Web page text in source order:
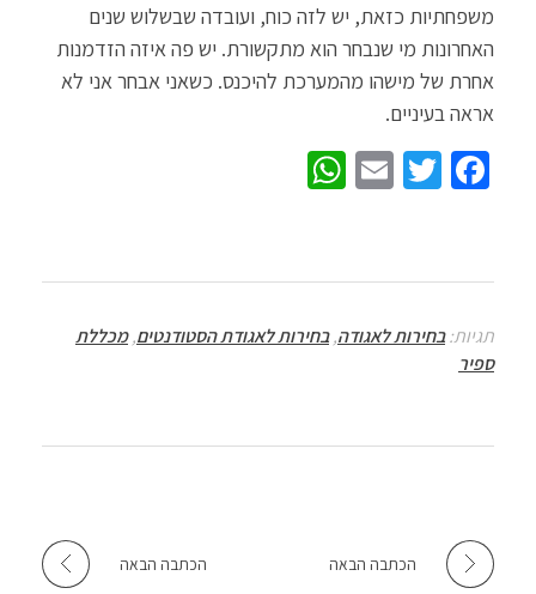
משפחתיות כזאת, יש לזה כוח, ועובדה שבשלוש שנים
האחרונות מי שנבחר הוא מתקשורת. יש פה איזה הזדמנות
אחרת של מישהו מהמערכת להיכנס. כשאני אבחר אני לא
אראה בעיניים.
Fa
o
o
k
T
er
E
sA
p
p
תגיות:בחירות לאגודה,בחירות לאגודת הסטודנטים,מכללת
ספיר
הכתבה הבאה הכתבה הבאה